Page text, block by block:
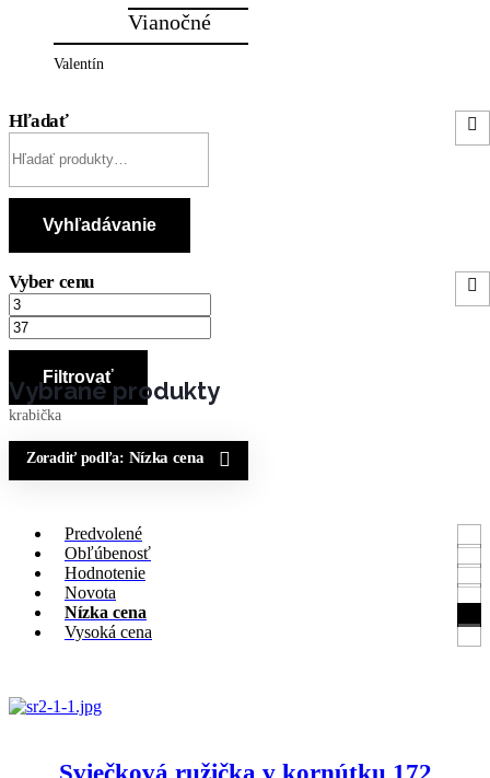
krabička
Zoradiť podľa: Nízka cena
Predvolené
Obľúbenosť
Hodnotenie
Novota
Nízka cena
Vysoká cena
Vianočné
Valentín
Hľadať
Vyhľadávanie
Vyber cenu
Filtrovať